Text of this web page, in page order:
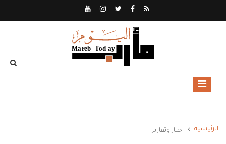
الرئيسية اخبار وتقارير